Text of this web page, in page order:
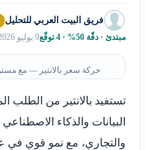
فريق البيت العربي للتحليل
مبتدئ · دقّة 50% · 4 توقّع 9 يوليو 2026
حركة سعر بالانتير — مع
تستفيد بالانتير من الطلب
البيانات والذكاء
والتجاري، مع نمو قوي في